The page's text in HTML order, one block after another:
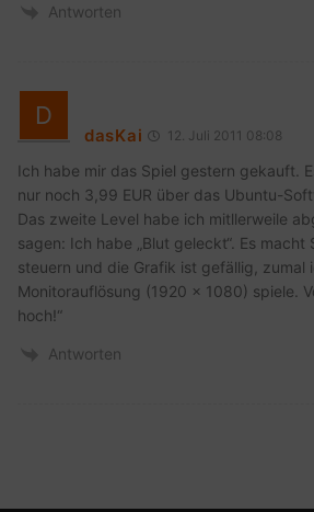
Antworten
dasKai 12. Juli 2011 08:08
Ich habe mir das Spiel gestern gekauft.
nur noch 3,99 EUR über das Ubuntu-
Das zweite Level habe ich mitllerweile
sagen: Ich habe „Blut geleckt“. Es
steuern und die Grafik ist gefällig, zumal
Monitorauflösung (1920 x 1080) spiele.
hoch!“
Antworten